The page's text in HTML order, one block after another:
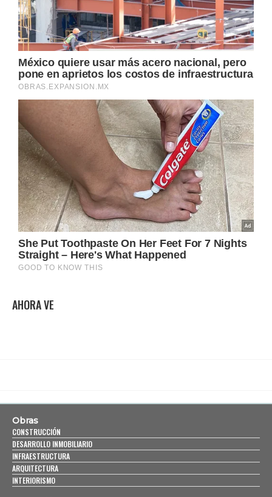
AHORA VE
Obras
CONSTRUCCIÓN
DESARROLLO INMOBILIARIO
INFRAESTRUCTURA
ARQUITECTURA
INTERIORISMO